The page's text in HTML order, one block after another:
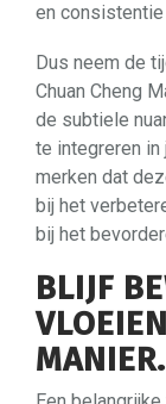
en
Dus neem de
Chuan Cheng
de subtiele
te integreren
merken dat
bij het
bij het
BLIJF
MANIER.